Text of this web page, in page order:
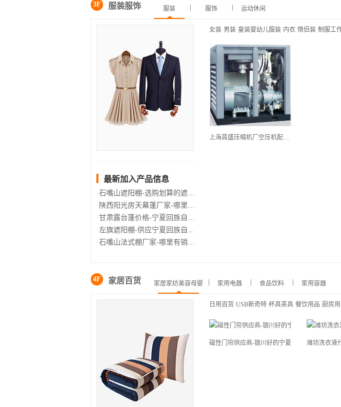
3F 服装服饰 服装 服饰 运动休闲
最新加入产品信息
石嘴山遮阳棚-选购划算的遮阳棚
陕西阳光房天幕蓬厂家-哪里有销
甘肃露台蓬价格-宁夏回族自治区
左旗遮阳棚-供应宁夏回族自治区
石嘴山法式棚厂家-哪里有销售质
女装 男装 童装婴幼儿服装 内衣 情侣装 制服工
上海昌盛压缩机厂空压机配件厂
4F 家居百货 家居家纺美容母婴 家用电器 食品饮料 家用容器
日用百货 USB新奇特 杯具茶具 餐饮用品 厨房
磁性门帘供应商-银川好的宁夏 潍坊洗衣液